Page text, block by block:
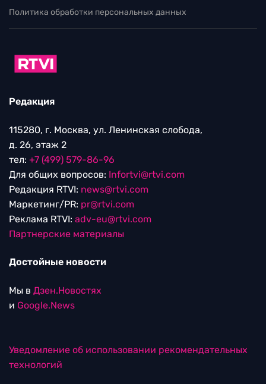
Политика обработки персональных данных
Редакция
115280, г. Москва, ул. Ленинская слобода,
д. 26, этаж 2
тел: +7 (499) 579-86-96
Для общих вопросов: Infortvi@rtvi.com
Редакция RTVI: news@rtvi.com
Маркетинг/PR: pr@rtvi.com
Реклама RTVI: adv-eu@rtvi.com
Партнерские материалы
Достойные новости
Мы в Дзен.Новостях
и Google.News
Уведомление об использовании рекомендательных
технологий